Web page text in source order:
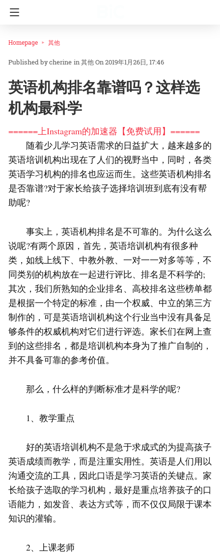
Homepage 其他
cherine in其他On 2019年1月26日, 17:46
英语机构排名靠谱吗？这样选
机构最科学
======上Instagram的加速器【免费试用】======
随着少儿学习英语需求的日益扩大，越来越多的
英语培训机构出现在了人们的视野当中，同时，各类
英语学习机构的排名也应运而生。这些英语机构排名
是否靠谱?对于家长给孩子选择培训班到底有没有帮
助呢?
事实上，英语机构排名是不可靠的。为什么这么
说呢?有两个原因，首先，英语培训机构有很多种
类，如线上线下、中教外教、一对一一对多等等，不
同类别的机构放在一起进行评比、排名是不科学的;
其次，我们所熟知的企业排名、高校排名这些榜单都
是根据一个特定的标准，由一个权威、中立的第三方
制作的，可是英语培训机构这个行业当中没有具备足
够条件的权威机构对它们进行评选。家长们在网上查
到的这些排名，都是培训机构本身为了推广自制的，
并不具备可靠的参考价值。
那么，什么样的判断标准才是科学的呢?
1、教学重点
好的英语培训机构不是急于求成式的为提高孩子
英语成绩而教学，而是注重实用性。英语是人们用以
沟通交流的工具，因此口语是学习英语的关键点。家
长给孩子选取的学习机构，最好是重点培养孩子的口
语能力，如发音、表达方式等，而不仅仅局限于课本
知识的灌输。
2、上课老师